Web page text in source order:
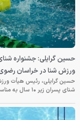
ورزش شنا در خراسان
حسین گرایلی، رئیس هیأت
شنای پسران زیر ۱۰ سال به مناسبت روز جهانی شنا اظهار کرد: این جشنواره روز جمعه‌ ۱۶